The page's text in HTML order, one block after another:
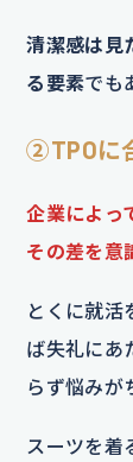
清潔感は見
る要素でも
②TPOに
企業によっ
その差を意
とくに就活
ば失礼にあ
らず悩みが
スーツを着